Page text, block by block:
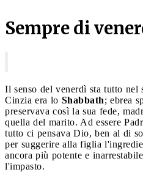
Sempre di
Il senso del venerdì sta tutto nel
Cinzia era lo Shabbath; ebrea
preservava così la sua fede,
quella del marito. Ad essere
tutto ci pensava Dio, ben al di
per suggerire alla figlia
ancora più potente e
l'impasto.